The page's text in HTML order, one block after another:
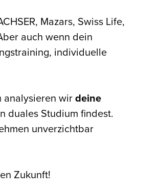
Mazars, Swiss Life,
auch wenn dein
individuelle
analysieren wirdeine
duales Studium findest.
unverzichtbar
Zukunft!